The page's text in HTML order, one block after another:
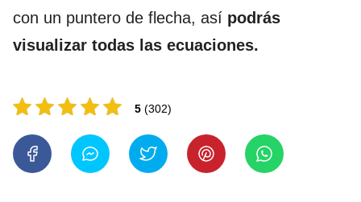
con un puntero de flecha, así podrás
visualizar todas las ecuaciones.
5 (302)